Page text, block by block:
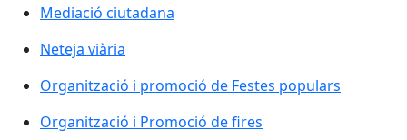
Mediació ciutadana
Neteja viària
Organització i promoció de Festes populars
Organització i Promoció de fires